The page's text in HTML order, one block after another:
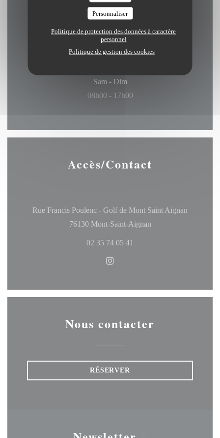
Personnaliser
Politique de protection des données à caractère
personnel
Politique de gestion des cookies
Lun-Ven
09h00 - 17h00
Sam - Dim
08h00 - 17h00
Accès/Contact
Rue Francis Poulenc - Golf de Mont Saint Aignan
76130 Mont-Saint-Aignan((ouvre une nouvelle
02 35 74 05 41
Nous contacter
RÉSERVER